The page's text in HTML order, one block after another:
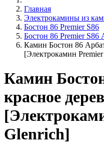
Главная
Электрокамины из
Бостон 86 Premier S86
Бостон 86 Premier S86
Камин Бостон 86
[Электрокамин
Камин
красное
Glenrich]